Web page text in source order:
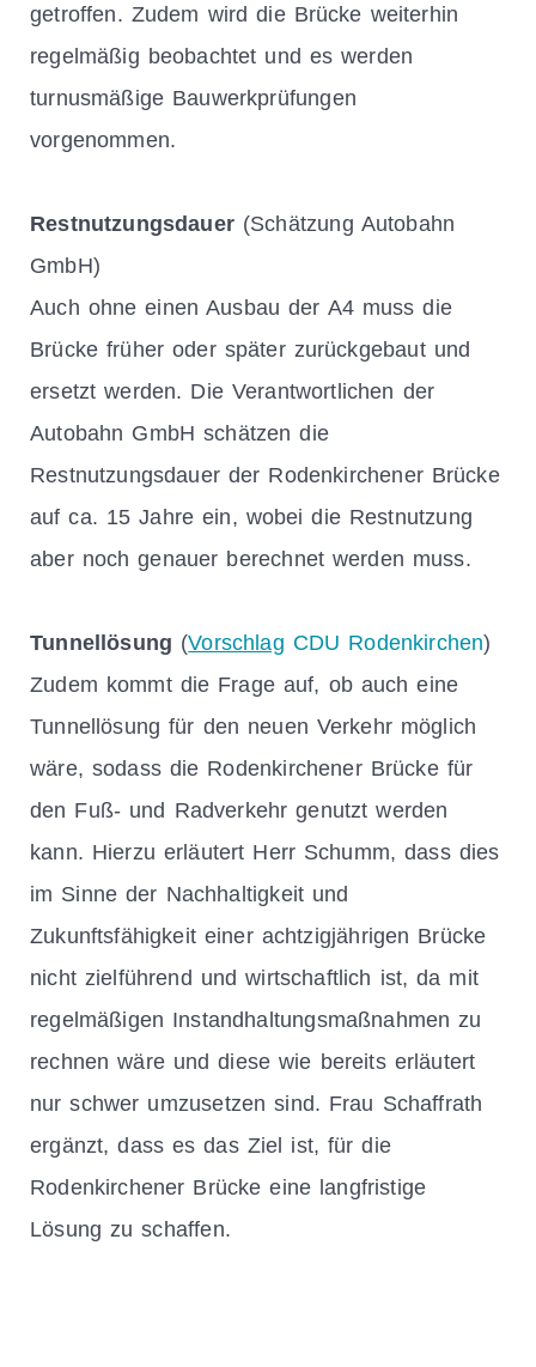
getroffen. Zudem wird die Brücke weiterhin
regelmäßig beobachtet und es werden
turnusmäßige Bauwerkprüfungen
vorgenommen.
Restnutzungsdauer (Schätzung Autobahn
GmbH)
Auch ohne einen Ausbau der A4 muss die
Brücke früher oder später zurückgebaut und
ersetzt werden. Die Verantwortlichen der
Autobahn GmbH schätzen die
Restnutzungsdauer der Rodenkirchener Brücke
auf ca. 15 Jahre ein, wobei die Restnutzung
aber noch genauer berechnet werden muss.
Tunnellösung (Vorschlag CDU Rodenkirchen)
Zudem kommt die Frage auf, ob auch eine
Tunnellösung für den neuen Verkehr möglich
wäre, sodass die Rodenkirchener Brücke für
den Fuß- und Radverkehr genutzt werden
kann. Hierzu erläutert Herr Schumm, dass dies
im Sinne der Nachhaltigkeit und
Zukunftsfähigkeit einer achtzigjährigen Brücke
nicht zielführend und wirtschaftlich ist, da mit
regelmäßigen Instandhaltungsmaßnahmen zu
rechnen wäre und diese wie bereits erläutert
nur schwer umzusetzen sind. Frau Schaffrath
ergänzt, dass es das Ziel ist, für die
Rodenkirchener Brücke eine langfristige
Lösung zu schaffen.